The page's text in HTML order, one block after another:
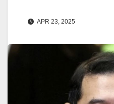
APR 23, 2025